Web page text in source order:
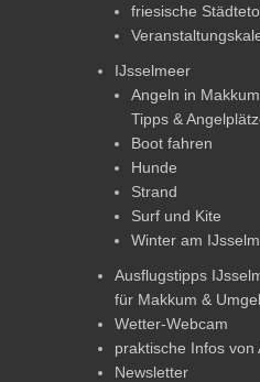
friesische
IJsselmeer
Angeln in
Tipps &
Boot fahren
Hunde
Strand
Surf und Kite
Winter am
Ausflugstipps
für Makkum &
Wetter-Webcam
praktische Infos von
Newsletter